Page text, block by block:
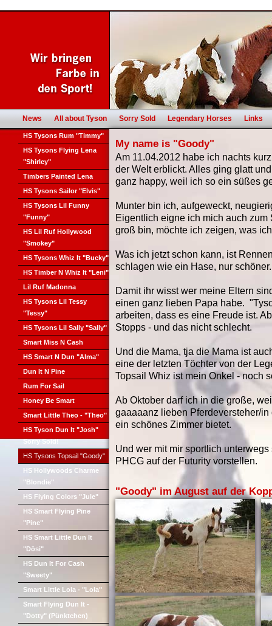
News All about Tyson Sorry Sold Legendary Horses Links
HS Tysons Rum "Timmy"
HS Tysons Flying Lena
"Shirley"
Timbers Painted Lena
HS Tysons Sailor "Elvis"
HS Tysons Lil Funny
"Funny"
HS Lil Ruf Hollywood
"Smokey"
HS Tysons Whiz It "Bucky"
HS Timber N Whiz It "Leni"
Lil Ruf Madonna
HS Tysons Lil Tessy
"Tessy"
HS Tysons Lil Sally "Sally"
Smart Miss N Cash
HS Smart N Dun "Alma"
Dun It N Pine
Rum For Sail
Honey Be Smart
Smart Little Theo - "Theo"
HS Tyson Dun It "Josh"
Sorry Sold!
HS Tysons Topsail "Goody"
HS Hollywoods Charme
"Blondie"
HS Flying Colors "Jule"
HS Smart Flying Pine
"Pine"
HS Smart Little Dun It
"Dösi"
HS Dun It For Cash
"Sweety"
Smart Little Lola - "Lola"
Smart Flying Dun It -
"Dotty" (Pünktchen)
My name is "Goody"
Am 11.04.2012 habe ich nachts
der Welt erblickt. Alles ging glatt
ganz happy, weil ich so ein süßes
Munter bin ich, aufgeweckt,
Eigentlich eigne ich mich auch
groß bin, möchte ich zeigen, was
Was ich jetzt schon kann, ist
schlagen wie ein Hase, nur
Damit ihr wisst wer meine Eltern
einen ganz lieben Papa habe.
arbeiten, dass es eine Freude ist.
Stopps - und das nicht schlecht.
Und die Mama, tja die Mama ist
eine der letzten Töchter von der
Topsail Whiz ist mein Onkel - noch
Ab Oktober darf ich in die große,
gaaaaanz lieben Pferdeversteher/
ein schönes Zimmer bietet.
Und wer mit mir sportlich
PHCG auf der Futurity vorstellen.
"Goody" im August auf der